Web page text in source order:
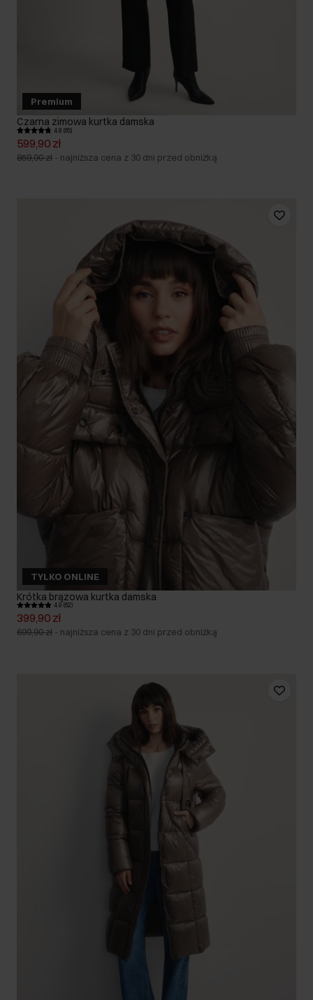
Premium
Czarna zimowa kurtka damska
4.8 (65)
599,90 zł
859,90 zł - najniższa cena z 30 dni przed obniżką
TYLKO ONLINE
Krótka brązowa kurtka damska
4.9 (62)
399,90 zł
699,90 zł - najniższa cena z 30 dni przed obniżką